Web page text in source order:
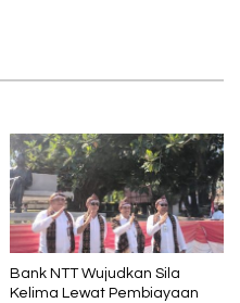
Bank NTT Wujudkan Sila
Kelima Lewat Pembiayaan